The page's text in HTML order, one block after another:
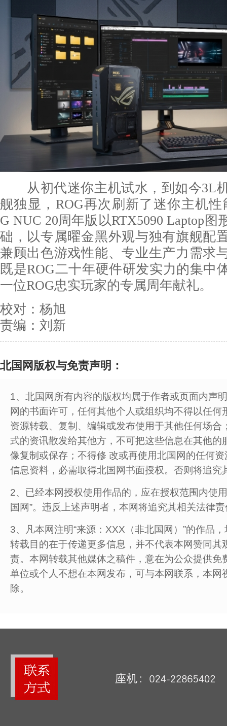
从初代迷你主机试水，到如今3L
舰独显，ROG再次刷新了迷你主机
G NUC 20周年版以RTX5090 Laptop图
础，以专属曜金黑外观与独有旗舰配
兼顾出色游戏性能、专业生产力需求
既是ROG二十年硬件研发实力的集中
一位ROG忠实玩家的专属周年献礼。
校对：杨旭
责编：刘新
北国网版权与免责声明：
1、北国网所有内容的版权均属于作者或页面内声
网的书面许可，任何其他个人或组织均不得以任何
资源转载、复制、编辑或发布使用于其他任何场合
式的资讯散发给其他方，不可把这些信息在其他的
像复制或保存；不得修 改或再使用北国网的任何
信息资料，必需取得北国网书面授权。否则将追究
2、已经本网授权使用作品的，应在授权范围内使
国网”。违反上述声明者，本网将追究其相关法律
3、凡本网注明“来源：XXX（非北国网）”的作品
转载目的在于传递更多信息，并不代表本网赞同其
责。本网转载其他媒体之稿件，意在为公众提供免
单位或个人不想在本网发布，可与本网联系，本网
除。